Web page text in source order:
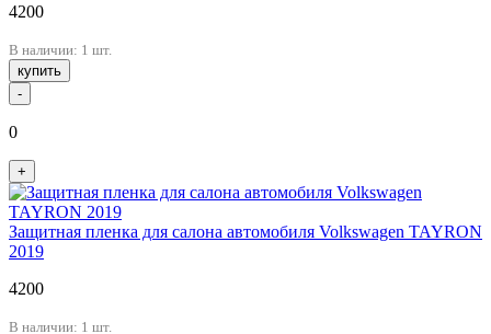
4200
В наличии: 1 шт.
купить
-
0
+
Защитная пленка для салона автомобиля Volkswagen TAYRON
2019
4200
В наличии: 1 шт.